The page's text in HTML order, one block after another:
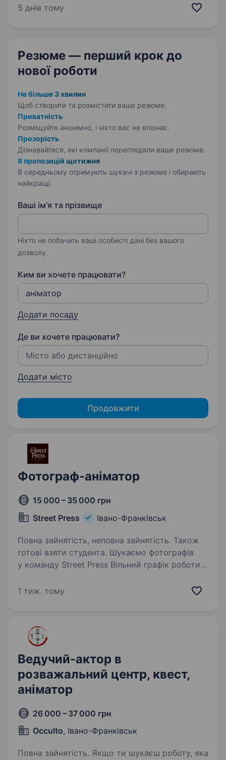
ми масштабуємось! Ми — простір радості,
5 днів тому
Резюме — перший крок до
нової роботи
Не більше 3 хвилин
Щоб створити та розмістити ваше резюме.
Приватність
Розміщуйте анонімно, і ніхто вас не впізнає.
Прозорість
Дізнавайтеся, які компанії переглядали ваше резюме.
8 пропозицій щотижня
В середньому отримують шукачі з резюме і обирають
найкращі.
Ваші ім'я та прізвище
Ніхто не побачить ваші особисті дані без вашого
дозволу.
Ким ви хочете працювати?
Додати посаду
Де ви хочете працювати?
Додати місто
Продовжити
Фотограф-аніматор
15 000 – 35 000 грн
Street Press
Івано-Франківськ
Повна зайнятість, неповна зайнятість. Також
готові взяти студента. Шукаємо фотографів
у команду Street Press Вільний графік роботи.
верхньої межі: відсоток + бонуси. Ваше
1 тиж. тому
Ведучий-актор в
розважальний центр, квест,
аніматор
26 000 – 37 000 грн
Occulto, Івано-Франківськ
Повна зайнятість. Якщо ти шукаєш роботу, яка